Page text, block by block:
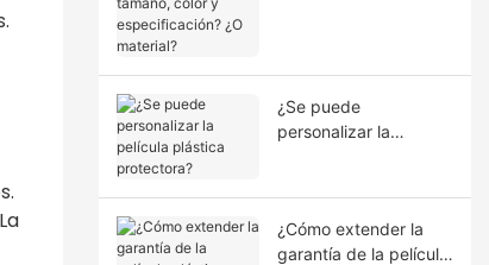
¿Se puede
personalizar la
¿Cómo extender la
garantía de la película